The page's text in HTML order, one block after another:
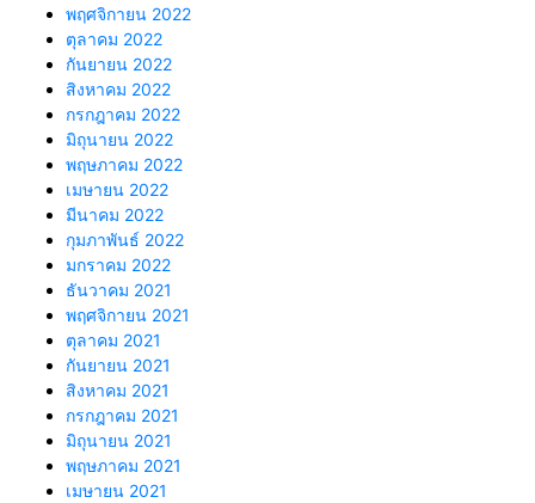
พฤศจิกายน 2022
ตุลาคม 2022
กันยายน 2022
สิงหาคม 2022
กรกฎาคม 2022
มิถุนายน 2022
พฤษภาคม 2022
เมษายน 2022
มีนาคม 2022
กุมภาพันธ์ 2022
มกราคม 2022
ธันวาคม 2021
พฤศจิกายน 2021
ตุลาคม 2021
กันยายน 2021
สิงหาคม 2021
กรกฎาคม 2021
มิถุนายน 2021
พฤษภาคม 2021
เมษายน 2021